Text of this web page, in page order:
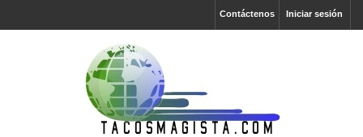
Iniciar sesión
Contáctenos